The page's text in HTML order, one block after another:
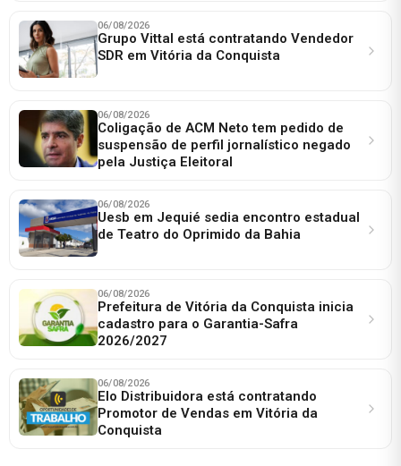
06/08/2026
Grupo Vittal está contratando Vendedor
SDR em Vitória da Conquista
06/08/2026
Coligação de ACM Neto tem pedido de
suspensão de perfil jornalístico negado
pela Justiça Eleitoral
06/08/2026
Uesb em Jequié sedia encontro estadual
de Teatro do Oprimido da Bahia
06/08/2026
Prefeitura de Vitória da Conquista inicia
cadastro para o Garantia-Safra
2026/2027
06/08/2026
Elo Distribuidora está contratando
Promotor de Vendas em Vitória da
Conquista